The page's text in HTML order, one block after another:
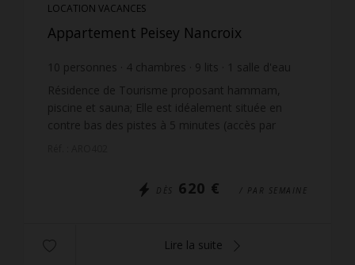
LOCATION VACANCES
Appartement Peisey Nancroix
10 personnes 4 chambres 9 lits 1 salle d'eau
salle de bain
Résidence de Tourisme proposant hammam,
piscine et sauna; Elle est idéalement située en
contre bas des pistes à 5 minutes (accès par
DÈS 620 € / PAR SEMAINE
Lire la suite